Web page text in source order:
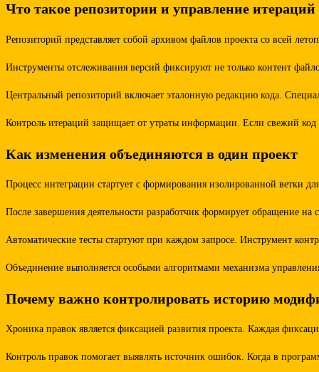
Что такое репозитории и управление итераций
Репозиторий представляет собой архивом файлов проекта со всей
Инструменты отслеживания версий фиксируют не только контент
Центральный репозиторий включает эталонную редакцию кода.
Контроль итераций защищает от утраты информации. Если свежий код
Как изменения объединяются в один проект
Процесс интеграции стартует с формирования изолированной ветки
После завершения деятельности разработчик формирует обращение
Автоматические тесты стартуют при каждом запросе. Инструмент
Объединение выполняется особыми алгоритмами механизма
Почему важно контролировать историю
Хроника правок является фиксацией развития проекта. Каждая
Контроль правок помогает выявлять источник ошибок. Когда в